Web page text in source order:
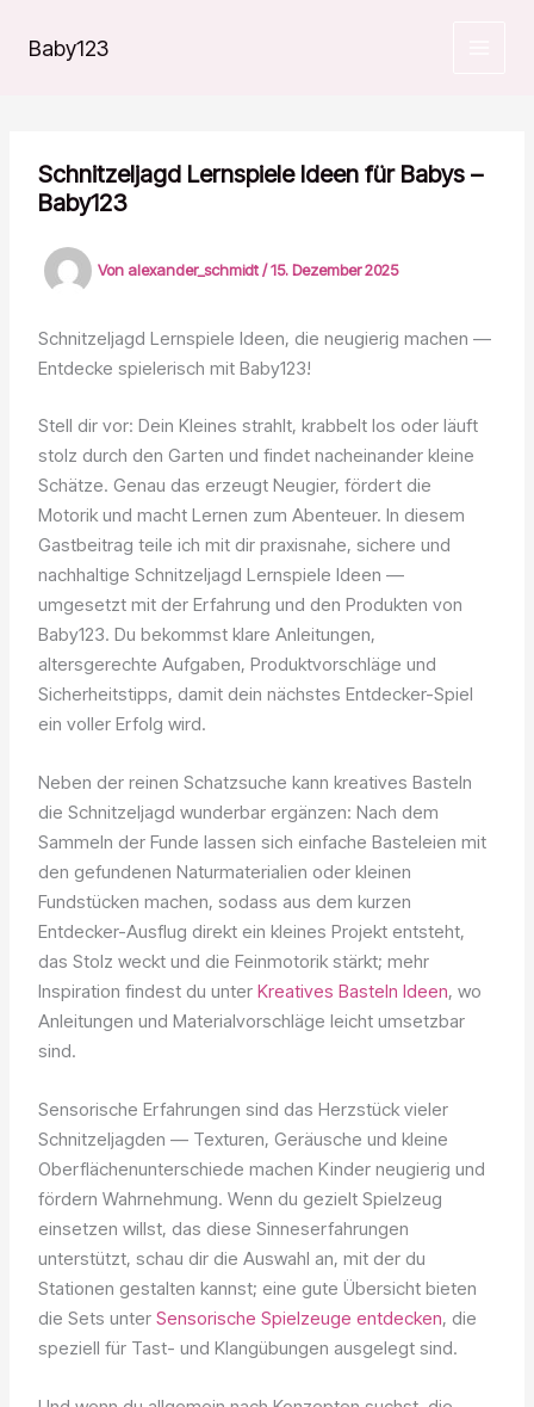
InhaltBaby123
Schnitzeljagd Lernspiele Ideen für Babys –
Baby123
Von alexander_schmidt/15. Dezember 2025
Schnitzeljagd Lernspiele Ideen, die neugierig machen —
Entdecke spielerisch mit Baby123!
Stell dir vor: Dein Kleines strahlt, krabbelt los oder läuft
stolz durch den Garten und findet nacheinander kleine
Schätze. Genau das erzeugt Neugier, fördert die
Motorik und macht Lernen zum Abenteuer. In diesem
Gastbeitrag teile ich mit dir praxisnahe, sichere und
nachhaltige Schnitzeljagd Lernspiele Ideen —
umgesetzt mit der Erfahrung und den Produkten von
Baby123. Du bekommst klare Anleitungen,
altersgerechte Aufgaben, Produktvorschläge und
Sicherheitstipps, damit dein nächstes Entdecker-Spiel
ein voller Erfolg wird.
Neben der reinen Schatzsuche kann kreatives Basteln
die Schnitzeljagd wunderbar ergänzen: Nach dem
Sammeln der Funde lassen sich einfache Basteleien mit
den gefundenen Naturmaterialien oder kleinen
Fundstücken machen, sodass aus dem kurzen
Entdecker-Ausflug direkt ein kleines Projekt entsteht,
das Stolz weckt und die Feinmotorik stärkt; mehr
Inspiration findest du unterKreatives Basteln Ideen, wo
Anleitungen und Materialvorschläge leicht umsetzbar
sind.
Sensorische Erfahrungen sind das Herzstück vieler
Schnitzeljagden — Texturen, Geräusche und kleine
Oberflächenunterschiede machen Kinder neugierig und
fördern Wahrnehmung. Wenn du gezielt Spielzeug
einsetzen willst, das diese Sinneserfahrungen
unterstützt, schau dir die Auswahl an, mit der du
Stationen gestalten kannst; eine gute Übersicht bieten
die Sets unterSensorische Spielzeuge entdecken, die
speziell für Tast- und Klangübungen ausgelegt sind.